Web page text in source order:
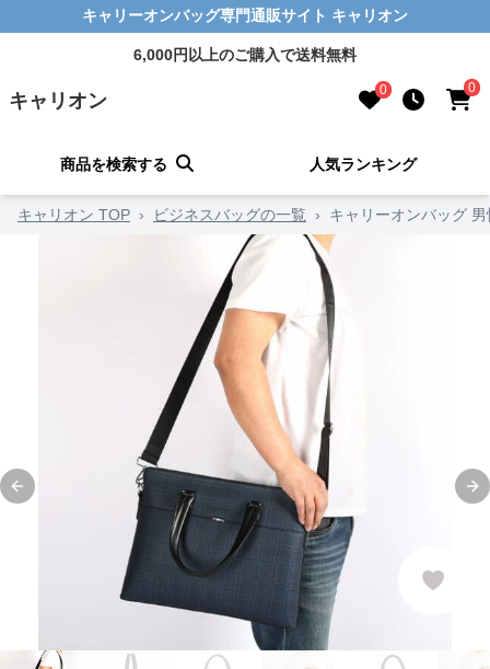
キャリーオンバッグ専門通販サイト キャリオン
6,000円以上のご購入で送料無料
キャリオン 0 0
商品を検索する 人気ランキング
キャリオン TOP › ビジネスバッグの一覧 › キャリーオンバッグ
Previous slide